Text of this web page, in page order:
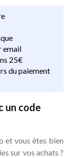
email
25€
du paiement
un code
et vous êtes bien
sur vos achats ?